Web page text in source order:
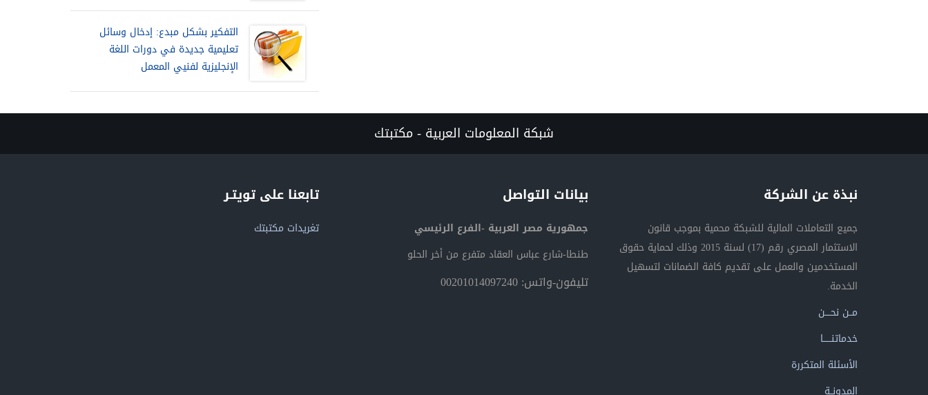
التفكير بشكل مبدع: إدخال وسائل
تعليمية جديدة في دورات اللغة
الإنجليزية لفنيي المعمل
شبكة المعلومات العربية - مكتبتك
نبذة عن الشركة
جميع التعاملات المالية للشبكة محمية بموجب قانون
الاستثمار المصري رقم (17) لسنة 2015 وذلك لحماية حقوق
المستخدمين والعمل على تقديم كافة الضمانات لتسهيل
الخدمة.
مــن نحــــن
خدماتنــــــا
الأسئلة المتكررة
المدونــة
بيانات التواصل
جمهورية مصر العربية -الفرع الرئيسي
طنطا-شارع عباس العقاد متفرع من أخر الحلو
تليفون-واتس: 00201014097240
تابعنا على تويتـر
تغريدات مكتبتك